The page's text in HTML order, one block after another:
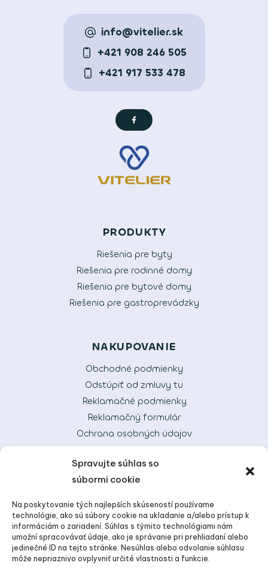
Spravujte súhlas so
súbormi cookie
Na poskytovanie tých najlepších skúseností používame
technológie, ako sú súbory cookie na ukladanie a/alebo prístup k
informáciám o zariadení. Súhlas s týmito technológiami nám
umožní spracovávať údaje, ako je správanie pri prehliadaní alebo
jedinečné ID na tejto stránke. Nesúhlas alebo odvolanie súhlasu
môže nepriaznivo ovplyvniť určité vlastnosti a funkcie.
info@vitelier.sk
+421 908 246 505
+421 917 533 478
PRODUKTY
Riešenia pre byty
Riešenia pre rodinné domy
Riešenia pre bytové domy
Riešenia pre gastroprevádzky
NAKUPOVANIE
Obchodné podmienky
Odstúpiť od zmluvy tu
Reklamačné podmienky
Reklamačný formulár
Ochrana osobných údajov
Alternatívne riešenie sporov
Doprava
Tak dobre, ako
sa len dá
Spoločnosť Vitelier s.r.o. nie je platca DPH.